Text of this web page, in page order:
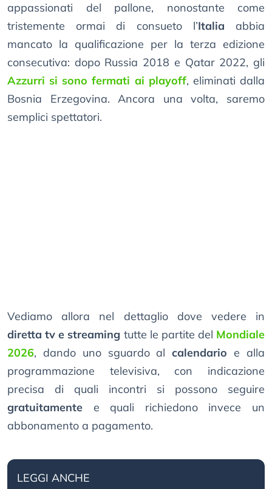
appassionati del pallone, nonostante come
tristemente ormai di consueto l’Italia abbia
mancato la qualificazione per la terza edizione
consecutiva: dopo Russia 2018 e Qatar 2022, gli
Azzurri si sono fermati ai playoff, eliminati dalla
Bosnia Erzegovina. Ancora una volta, saremo
semplici spettatori.
Vediamo allora nel dettaglio dove vedere in
diretta tv e streaming tutte le partite del Mondiale
2026, dando uno sguardo alcalendario e alla
programmazione televisiva, con indicazione
precisa di quali incontri si possono seguire
gratuitamente e quali richiedono invece un
abbonamento a pagamento.
LEGGI ANCHE